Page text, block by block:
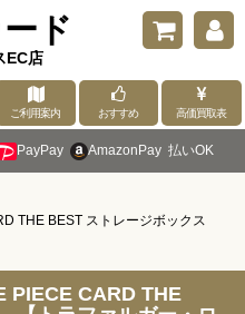
ド
EC店
ご利用案内 おすすめ 高価買取表
PayPay AmazonPay 払いOK
THE BEST ストレージボックス
PIECE CARD THE